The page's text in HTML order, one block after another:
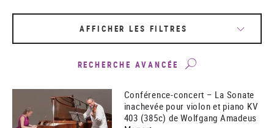
AFFICHER LES FILTRES
RECHERCHE AVANCÉE
Conférence-concert – La Sonate
inachevée pour violon et piano KV
403 (385c) de Wolfgang Amadeus